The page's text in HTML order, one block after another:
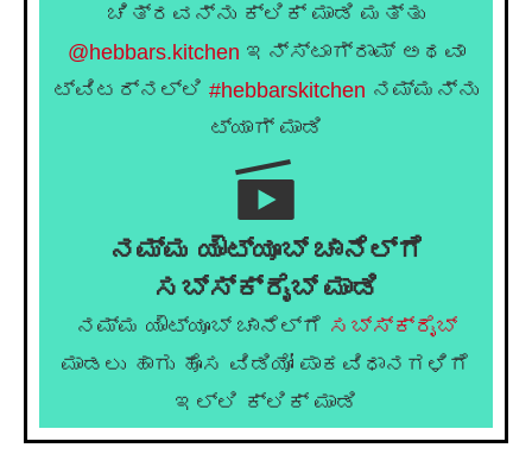
ಚಿತ್ರವನ್ನು ಕ್ಲಿಕ್ ಮಾಡಿ ಮತ್ತು
@hebbars.kitchen ಇನ್ಸ್ಟಾಗ್ರಾಮ್ ಅಥವಾ
ಟ್ವಿಟರ್‌ನಲ್ಲಿ #hebbarskitchen ನಮ್ಮನ್ನು
ಟ್ಯಾಗ್ ಮಾಡಿ
ನಮ್ಮ ಯೌಟ್ಯೂಬ್ ಚಾನೆಲ್ಗೆ
ಸಬ್ಸ್ಕ್ರೈಬ್ ಮಾಡಿ
ನಮ್ಮ ಯೌಟ್ಯೂಬ್ ಚಾನೆಲ್ಗೆ ಸಬ್ಸ್ಕ್ರೈಬ್
ಮಾಡಲು ಹಾಗು ಹೊಸ ವಿಡಿಯೋ ಪಾಕವಿಧಾನಗಳಿಗೆ
ಇಲ್ಲಿ ಕ್ಲಿಕ್ ಮಾಡಿ